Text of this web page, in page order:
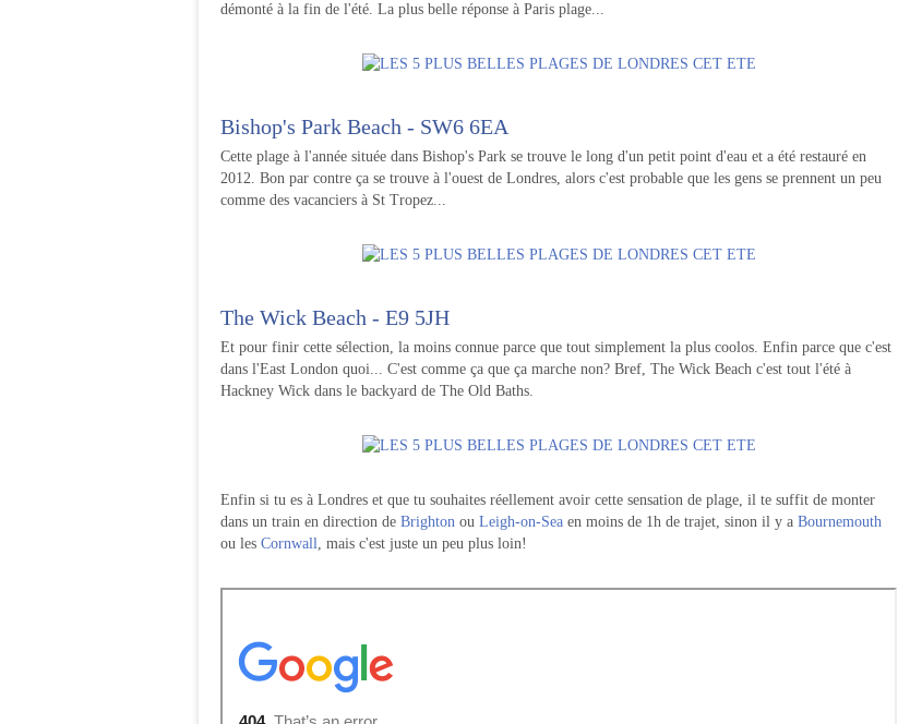
démonté à la fin de l'été. La plus belle réponse à Paris plage...
Bishop's Park Beach - SW6 6EA
Cette plage à l'année située dans Bishop's Park se trouve le long d'un petit point d'eau et a été restauré en
2012. Bon par contre ça se trouve à l'ouest de Londres, alors c'est probable que les gens se prennent un peu
comme des vacanciers à St Tropez...
The Wick Beach - E9 5JH
Et pour finir cette sélection, la moins connue parce que tout simplement la plus coolos. Enfin parce que c'est
dans l'East London quoi... C'est comme ça que ça marche non? Bref, The Wick Beach c'est tout l'été à
Hackney Wick dans le backyard de The Old Baths.
Enfin si tu es à Londres et que tu souhaites réellement avoir cette sensation de plage, il te suffit de monter
dans un train en direction de Brighton ou Leigh-on-Sea en moins de 1h de trajet, sinon il y a Bournemouth
ou les Cornwall, mais c'est juste un peu plus loin!